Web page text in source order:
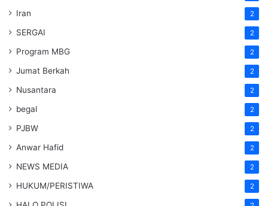
Iran 2
SERGAI 2
Program MBG 2
Jumat Berkah 2
Nusantara 2
begal 2
PJBW 2
Anwar Hafid 2
NEWS MEDIA 2
HUKUM/PERISTIWA 2